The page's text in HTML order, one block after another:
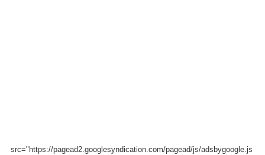
src="https://pagead2.googlesyndication.com/pagead/js/adsbygoogle.js